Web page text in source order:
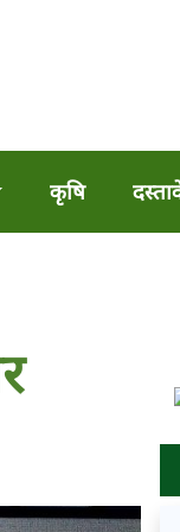
कृषि